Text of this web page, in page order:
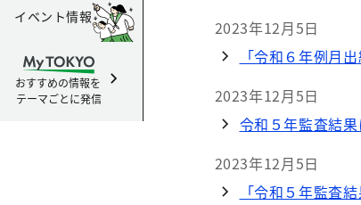
イベント情報
おすすめの情報を
テーマごとに発信
2023年12月5日
「令和６年例月
2023年12月5日
令和５年監査結
2023年12月5日
「令和５年監査